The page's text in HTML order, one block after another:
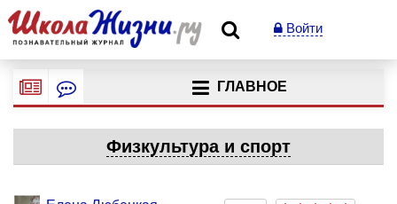
Войти
ГЛАВНОЕ
Физкультура и спорт